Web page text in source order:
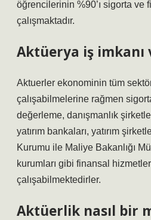
öğrencilerinin %90’ı sigorta ve
çalışmaktadır.
Aktüerya iş imkanı
Aktuerler ekonominin tüm
çalışabilmelerine rağmen
değerleme, danışmanlık
yatırım bankaları, yatırım
Kurumu ile Maliye Bakanlığı
kurumları gibi finansal
çalışabilmektedirler.
Aktüerlik nasıl bir